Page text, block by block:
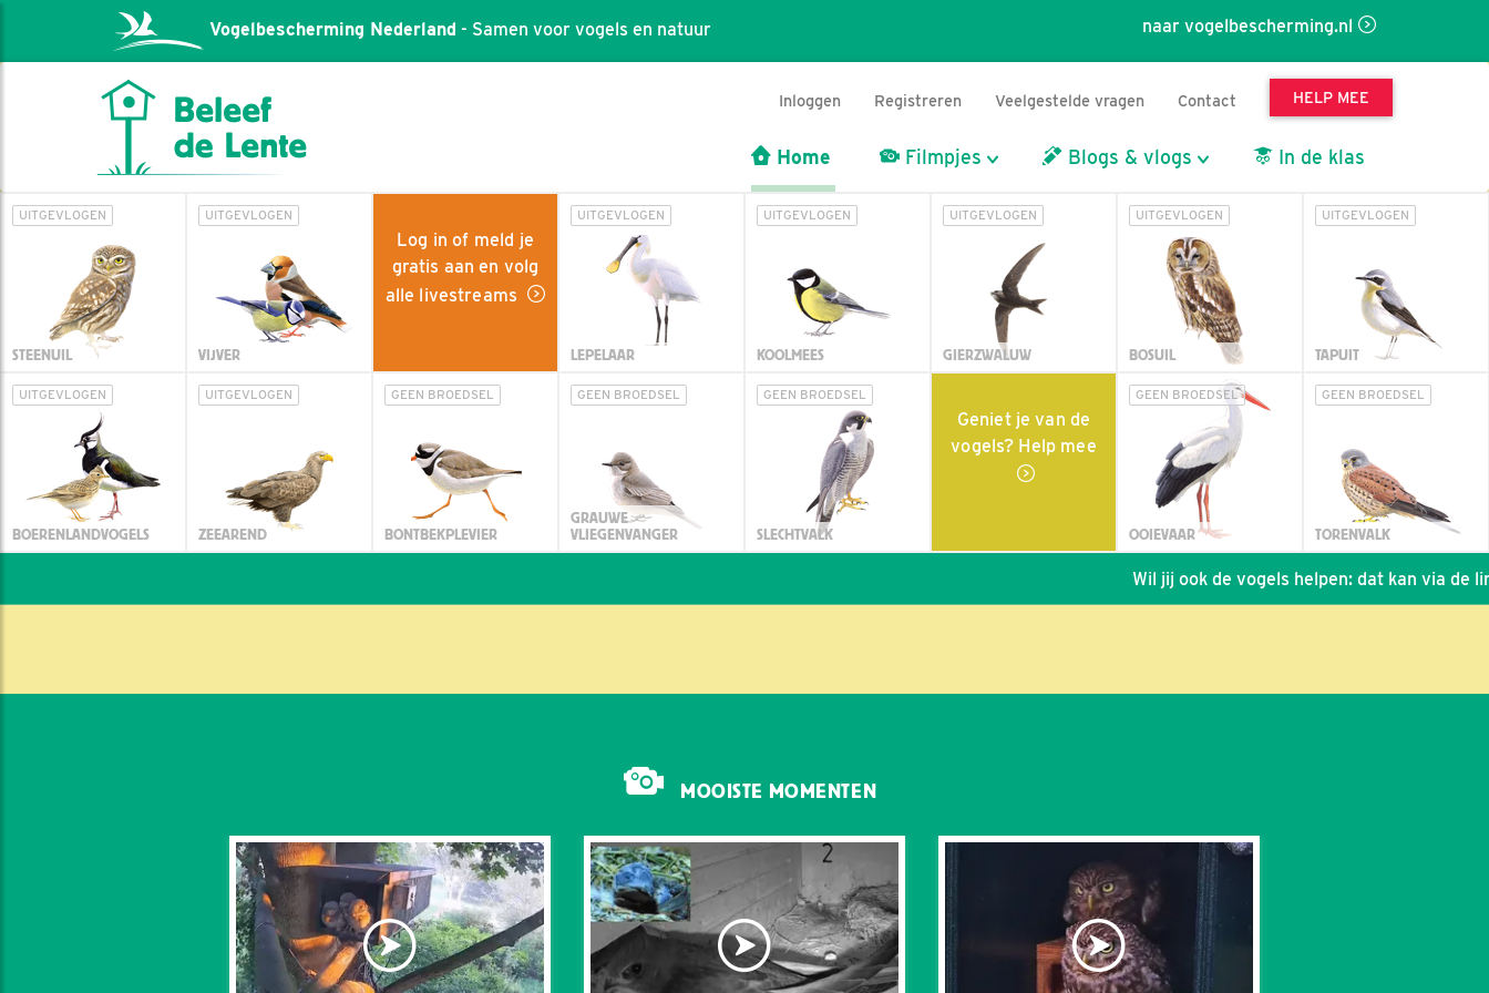
naar vogelbescherming.nl
Vogelbescherming Nederland - Samen voor vogels en natuur
Inloggen Registreren Veelgestelde vragen Contact HELP MEE
Home Filmpjes Blogs & vlogs In de klas
UITGEVLOGEN
STEENUIL
UITGEVLOGEN
VIJVER
Log in of meld je
gratis aan en volg
alle livestreams
UITGEVLOGEN
LEPELAAR
UITGEVLOGEN
KOOLMEES
UITGEVLOGEN
GIERZWALUW
UITGEVLOGEN
BOSUIL
UITGEVLOGEN
TAPUIT
UITGEVLOGEN
BOERENLANDVOGELS
UITGEVLOGEN
ZEEAREND
GEEN BROEDSEL
BONTBEKPLEVIER
GEEN BROEDSEL
GRAUWE
VLIEGENVANGER
GEEN BROEDSEL
SLECHTVALK
Geniet je van de
vogels? Help mee
GEEN BROEDSEL
OOIEVAAR
GEEN BROEDSEL
TORENVALK
Wil jij ook de vogels helpen: dat kan via de link!
MOOISTE MOMENTEN